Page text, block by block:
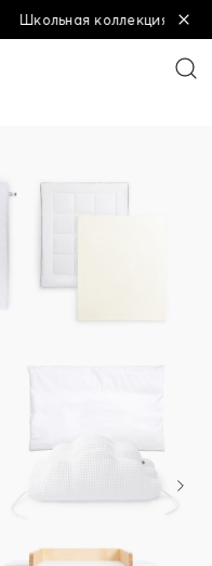
Школьная коллекция! Купи